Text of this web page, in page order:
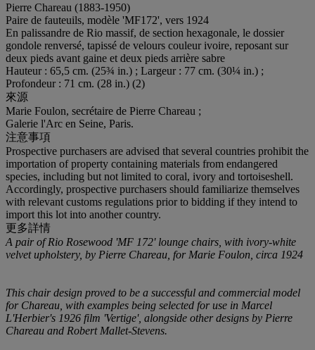
Pierre Chareau (1883-1950)
Paire de fauteuils, modèle 'MF172', vers 1924
En palissandre de Rio massif, de section hexagonale, le dossier
gondole renversé, tapissé de velours couleur ivoire, reposant sur
deux pieds avant gaine et deux pieds arrière sabre
Hauteur : 65,5 cm. (25¾ in.) ; Largeur : 77 cm. (30¼ in.) ;
Profondeur : 71 cm. (28 in.) (2)
來源
Marie Foulon, secrétaire de Pierre Chareau ;
Galerie l'Arc en Seine, Paris.
注意事項
Prospective purchasers are advised that several countries prohibit the
importation of property containing materials from endangered
species, including but not limited to coral, ivory and tortoiseshell.
Accordingly, prospective purchasers should familiarize themselves
with relevant customs regulations prior to bidding if they intend to
import this lot into another country.
更多詳情
A pair of Rio Rosewood 'MF 172' lounge chairs, with ivory-white
velvet upholstery, by Pierre Chareau, for Marie Foulon, circa 1924
This chair design proved to be a successful and commercial model
for Chareau, with examples being selected for use in Marcel
L'Herbier's 1926 film 'Vertige', alongside other designs by Pierre
Chareau and Robert Mallet-Stevens.